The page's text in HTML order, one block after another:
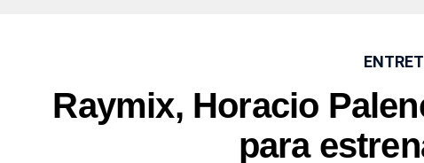
Raymix, Horacio
para